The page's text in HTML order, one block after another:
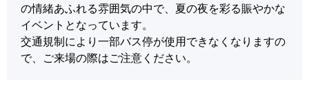
の情緒あふれる雰囲気の中で、夏の夜を彩る賑やかな
イベントとなっています。
交通規制により一部バス停が使用できなくなりますの
で、ご来場の際はご注意ください。